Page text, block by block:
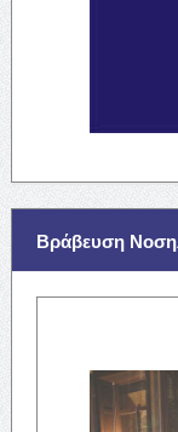
Βράβευση